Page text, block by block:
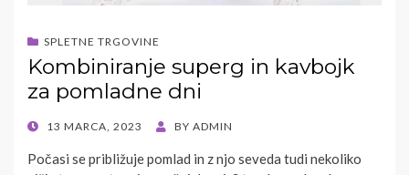
SPLETNE TRGOVINE
Kombiniranje superg in kavbojk
za pomladne dni
POSTED
13 MARCA, 2023 BY ADMIN
Počasi se približuje pomlad in z njo seveda tudi nekoliko